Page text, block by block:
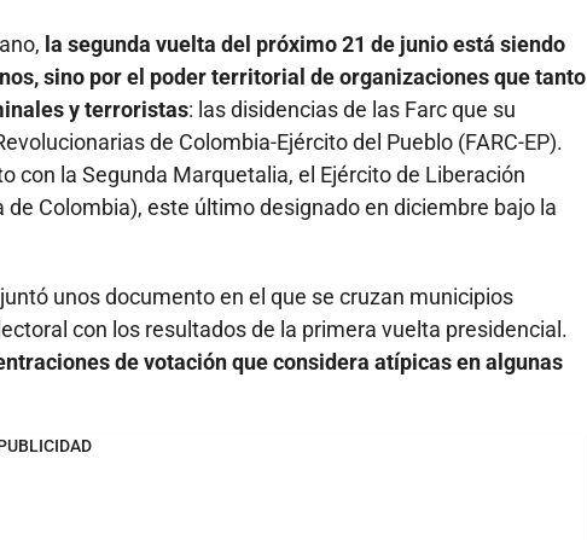
la segunda vuelta del próximo 21 de junio está siendo
sino por el poder territorial de organizaciones que tanto
y terroristas: las disidencias de las Farc que su
de Colombia-Ejército del Pueblo (FARC-EP).
con la Segunda Marquetalia, el Ejército de Liberación
Colombia), este último designado en diciembre bajo la
unos documento en el que se cruzan municipios
con los resultados de la primera vuelta presidencial.
de votación que considera atípicas en algunas